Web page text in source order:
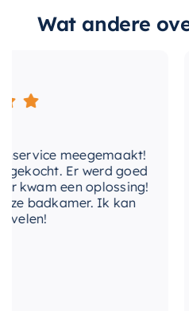
Planchet is een
betrouwbare kwaliteit, is
zowel stijl als
Wat andere
meegemaakt!
Er werd goed
kwam een oplossing!
badkamer. Ik kan